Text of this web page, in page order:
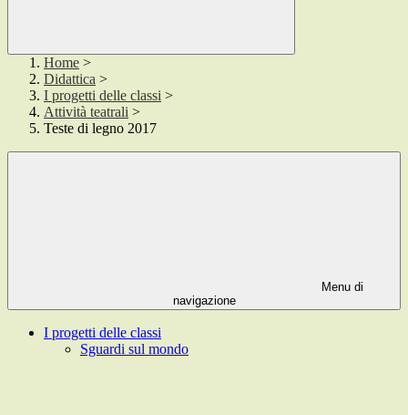
Home >
Didattica >
I progetti delle classi >
Attività teatrali >
Teste di legno 2017
Menu di
navigazione
I progetti delle classi
Sguardi sul mondo